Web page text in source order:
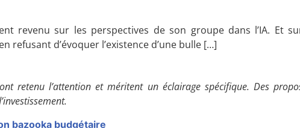
revenu sur les perspectives de son groupe dans l’IA. Et
refusant d’évoquer l’existence d’une bulle […]
retenu l’attention et méritent un éclairage spécifique. Des
bazooka budgétaire